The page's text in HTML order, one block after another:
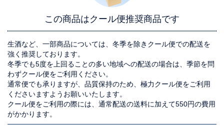
この商品はクール便推奨商品です
生酒など、一部商品については、冬季を除きクール便での配送を
強く推奨しております。
冬季でも5度を上回ることの多い地域への配送の場合は、季節を問
わずクール便をご利用ください。
通常便でも承りますが、品質保持のため、極力クール便をご利用
くださいますようお願いいたします。
クール便をご利用の際には、通常配送の送料に加えて550円の費用
がかかります。